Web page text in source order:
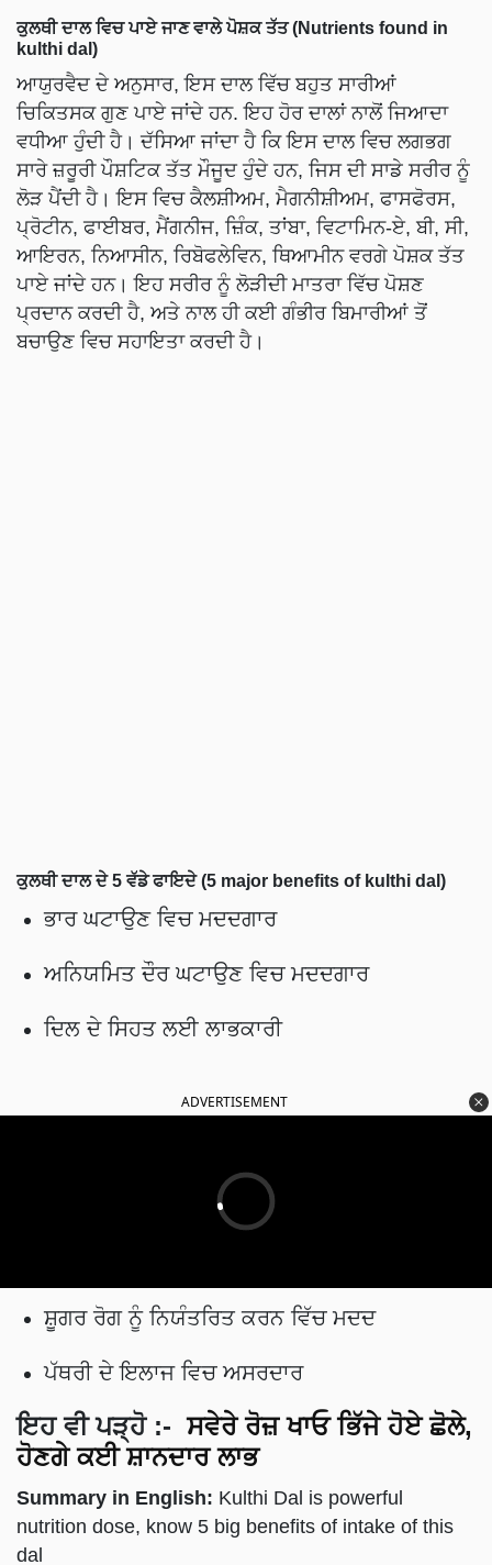
ਕੁਲਥੀ ਦਾਲ ਵਿਚ ਪਾਏ ਜਾਣ ਵਾਲੇ ਪੋਸ਼ਕ ਤੱਤ (Nutrients found in
kulthi dal)
ਆਯੁਰਵੈਦ ਦੇ ਅਨੁਸਾਰ, ਇਸ ਦਾਲ ਵਿੱਚ ਬਹੁਤ ਸਾਰੀਆਂ
ਚਿਕਿਤਸਕ ਗੁਣ ਪਾਏ ਜਾਂਦੇ ਹਨ. ਇਹ ਹੋਰ ਦਾਲਾਂ ਨਾਲੋਂ ਜਿਆਦਾ
ਵਧੀਆ ਹੁੰਦੀ ਹੈ। ਦੱਸਿਆ ਜਾਂਦਾ ਹੈ ਕਿ ਇਸ ਦਾਲ ਵਿਚ ਲਗਭਗ
ਸਾਰੇ ਜ਼ਰੂਰੀ ਪੌਸ਼ਟਿਕ ਤੱਤ ਮੌਜੂਦ ਹੁੰਦੇ ਹਨ, ਜਿਸ ਦੀ ਸਾਡੇ ਸਰੀਰ ਨੂੰ
ਲੋੜ ਪੈਂਦੀ ਹੈ। ਇਸ ਵਿਚ ਕੈਲਸ਼ੀਅਮ, ਮੈਗਨੀਸ਼ੀਅਮ, ਫਾਸਫੋਰਸ,
ਪ੍ਰੋਟੀਨ, ਫਾਈਬਰ, ਮੈਂਗਨੀਜ, ਜ਼ਿੰਕ, ਤਾਂਬਾ, ਵਿਟਾਮਿਨ-ਏ, ਬੀ, ਸੀ,
ਆਇਰਨ, ਨਿਆਸੀਨ, ਰਿਬੋਫਲੇਵਿਨ, ਥਿਆਮੀਨ ਵਰਗੇ ਪੋਸ਼ਕ ਤੱਤ
ਪਾਏ ਜਾਂਦੇ ਹਨ। ਇਹ ਸਰੀਰ ਨੂੰ ਲੋੜੀਦੀ ਮਾਤਰਾ ਵਿੱਚ ਪੋਸ਼ਣ
ਪ੍ਰਦਾਨ ਕਰਦੀ ਹੈ, ਅਤੇ ਨਾਲ ਹੀ ਕਈ ਗੰਭੀਰ ਬਿਮਾਰੀਆਂ ਤੋਂ
ਬਚਾਉਣ ਵਿਚ ਸਹਾਇਤਾ ਕਰਦੀ ਹੈ।
ਕੁਲਥੀ ਦਾਲ ਦੇ 5 ਵੱਡੇ ਫਾਇਦੇ (5 major benefits of kulthi dal)
ਭਾਰ ਘਟਾਉਣ ਵਿਚ ਮਦਦਗਾਰ
ਅਨਿਯਮਿਤ ਦੌਰ ਘਟਾਉਣ ਵਿਚ ਮਦਦਗਾਰ
ਦਿਲ ਦੇ ਸਿਹਤ ਲਈ ਲਾਭਕਾਰੀ
ਸ਼ੂਗਰ ਰੋਗ ਨੂੰ ਨਿਯੰਤਰਿਤ ਕਰਨ ਵਿੱਚ ਮਦਦ
ਇਹ ਵੀ ਪੜ੍ਹੋ
ਸਵੇਰੇ ਰੋਜ਼ ਖਾਓ ਭਿੱਜੇ ਹੋਏ ਛੋਲੇ,
ਹੋਣਗੇ ਕਈ ਸ਼ਾਨਦਾਰ ਲਾਭ
nutrition dose, know 5 big benefits of intake of this
dal